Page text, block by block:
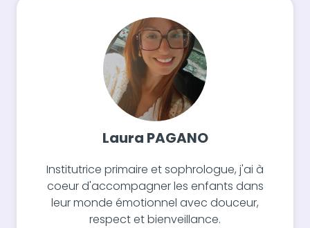
Laura PAGANO
Institutrice primaire et sophrologue, j'ai à
coeur d'accompagner les enfants dans
leur monde émotionnel avec douceur,
respect et bienveillance.